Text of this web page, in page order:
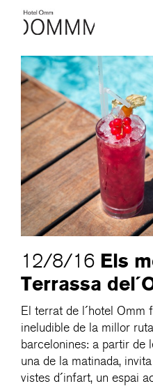
L’Hotel
Habitacions
Roca Barcelona
Spa
Terrassa
Lobby & Club
Esdeveniments
Promocions
Blog
ENG ESP /DEU / FRA / CAT
12/8/16 Els
Terrassa
El terrat de l´hotel Omm
ineludible de la millor
barcelonines: a partir de
una de la matinada,
vistes d´infart, un espai